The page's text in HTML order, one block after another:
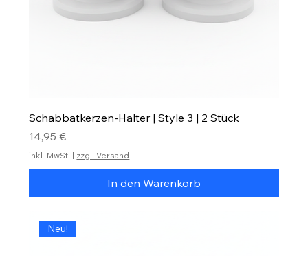
Schabbatkerzen-Halter | Style 3 | 2 Stück
Preis
14,95 €
inkl. MwSt. | zzgl. Versand
In den Warenkorb
Neu!